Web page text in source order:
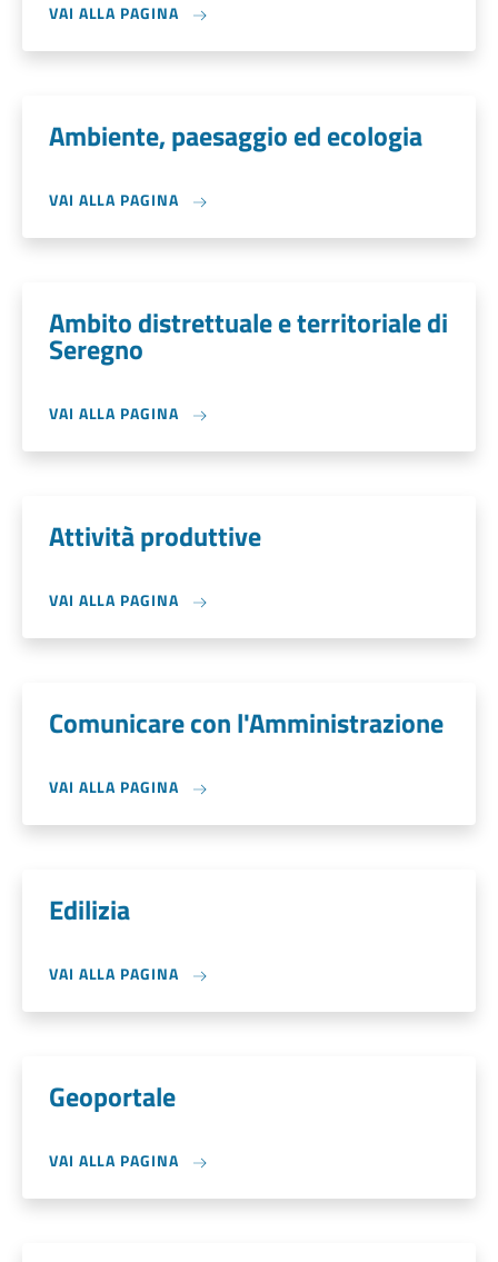
VAI ALLA PAGINA
Ambiente, paesaggio ed ecologia
VAI ALLA PAGINA
Ambito distrettuale e territoriale di
Seregno
VAI ALLA PAGINA
Attività produttive
VAI ALLA PAGINA
Comunicare con l'Amministrazione
VAI ALLA PAGINA
Edilizia
VAI ALLA PAGINA
Geoportale
VAI ALLA PAGINA